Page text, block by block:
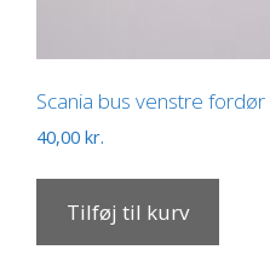
Scania bus venstre fordør
40,00 kr.
Tilføj til kurv